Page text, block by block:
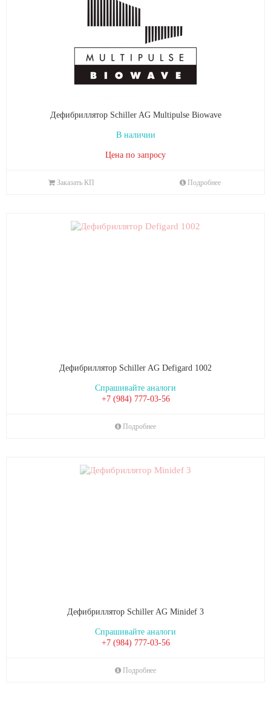
Дефибриллятор Schiller AG Multipulse Biowave
В наличии
Цена по запросу
Заказать КП Подробнее
Дефибриллятор Schiller AG Defigard 1002
Спрашивайте аналоги
+7 (984) 777-03-56
Подробнее
Дефибриллятор Schiller AG Minidef 3
Спрашивайте аналоги
+7 (984) 777-03-56
Подробнее